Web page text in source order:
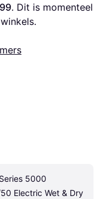
. Dit is momenteel
winkels.
5000
Electric Wet & Dry